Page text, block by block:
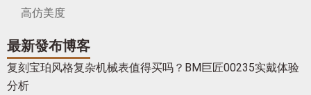
高仿美度
最新發布博客
复刻宝珀风格复杂机械表值得买吗？BM巨匠00235实戴体验
分析